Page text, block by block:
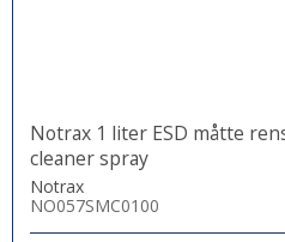
Notrax 1 liter ESD måtte
cleaner spray
Notrax
NO057SMC0100